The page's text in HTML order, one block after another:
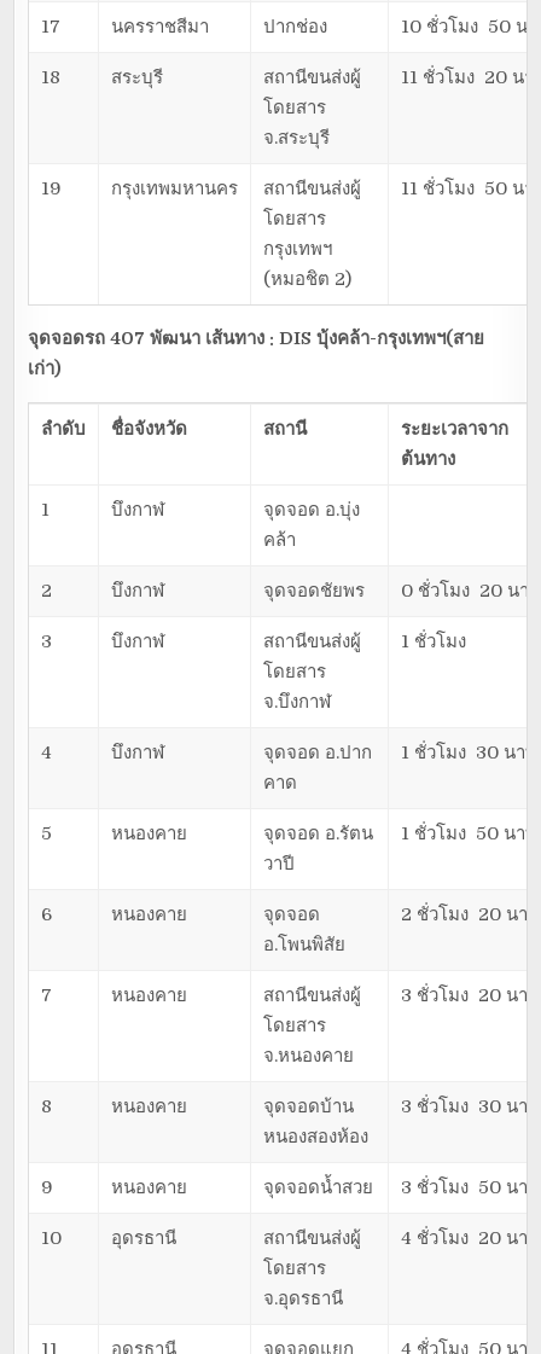
17 นครราชสีมา ปากช่อง 10 ชั่วโมง 50 น
18 สระบุรี
สถานีขนส่งผู้
โดยสาร
จ.สระบุรี
11 ชั่วโมง 20 นา
19 กรุงเทพมหานคร
สถานีขนส่งผู้
โดยสาร
กรุงเทพฯ
(หมอชิต 2)
11 ชั่วโมง 50 นา
จุดจอดรถ 407 พัฒนา เส้นทาง : DISบุ้งคล้า-กรุงเทพฯ(สาย
เก่า)
ลำดับ ชื่อจังหวัด สถานี
ระยะเวลาจาก
ต้นทาง
1 บึงกาฬ
จุดจอด อ.บุ่ง
คล้า
2 บึงกาฬ จุดจอดชัยพร 0 ชั่วโมง 20 นาที
3 บึงกาฬ
สถานีขนส่งผู้
โดยสาร
จ.บึงกาฬ
1 ชั่วโมง
4 บึงกาฬ
จุดจอด อ.ปาก
คาด
1 ชั่วโมง 30 นาที
5 หนองคาย
จุดจอด อ.รัตน
วาปี
1 ชั่วโมง 50 นาที
6 หนองคาย
จุดจอด
อ.โพนพิสัย
2 ชั่วโมง 20 นาที
7 หนองคาย
สถานีขนส่งผู้
โดยสาร
จ.หนองคาย
3 ชั่วโมง 20 นาที
8 หนองคาย
จุดจอดบ้าน
หนองสองห้อง
3 ชั่วโมง 30 นาที
9 หนองคาย จุดจอดน้ำสวย 3 ชั่วโมง 50 นาที
10 อุดรธานี
สถานีขนส่งผู้
โดยสาร
จ.อุดรธานี
4 ชั่วโมง 20 นาที
11 อุดรธานี จุดจอดแยก 4 ชั่วโมง 50 นาที